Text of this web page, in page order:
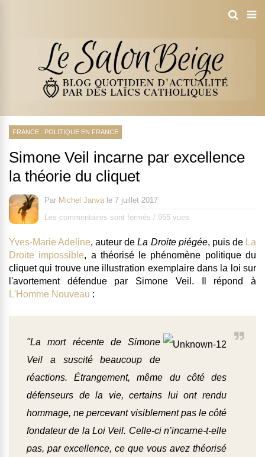
FRANCE : POLITIQUE EN FRANCE
Simone Veil incarne par excellence
la théorie du cliquet
Par Michel Janva le 7 juillet 2017
Les commentaires sont fermés / 955 vues
Yves-Marie Adeline, auteur deLa Droite piégée, puis de La
Droite impossible, a théorisé le phénomène politique du
cliquet qui trouve une illustration exemplaire dans la loi sur
l'avortement défendue par Simone Veil. Il répond à
L'Homme Nouveau :
"La mort récente de Simone
Veil a suscité beaucoup de
réactions. Étrangement, même du côté des
défenseurs de la vie, certains lui ont rendu
hommage, ne percevant visiblement pas le côté
fondateur de la Loi Veil. Celle-ci n’incarne-t-elle
pas, par excellence, ce que vous avez théorisé